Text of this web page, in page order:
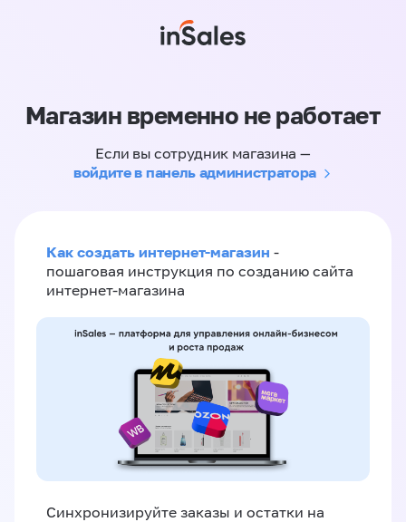
Магазин временно не работает
Если вы сотрудник магазина —
войдите в панель администратора
Как создать интернет-магазин -
пошаговая инструкция по созданию сайта
интернет-магазина
Синхронизируйте заказы и остатки на